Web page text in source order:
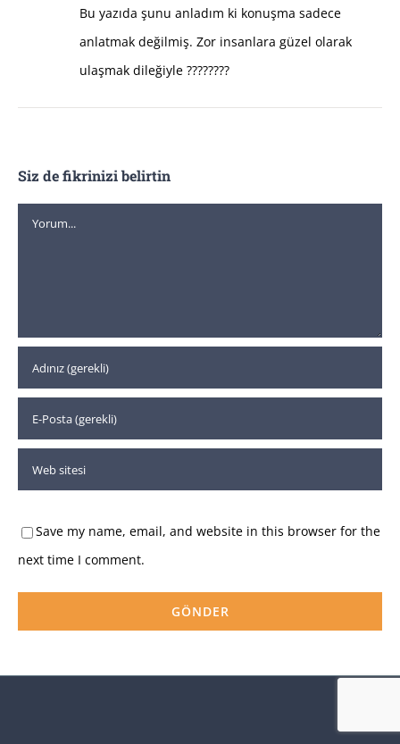
Bu yazıda şunu anladım ki konuşma sadece
anlatmak değilmiş. Zor insanlara güzel olarak
ulaşmak dileğiyle ????????
Siz de fikrinizi belirtin
Yorum
Save my name, email, and website in this browser for the
next time I comment.